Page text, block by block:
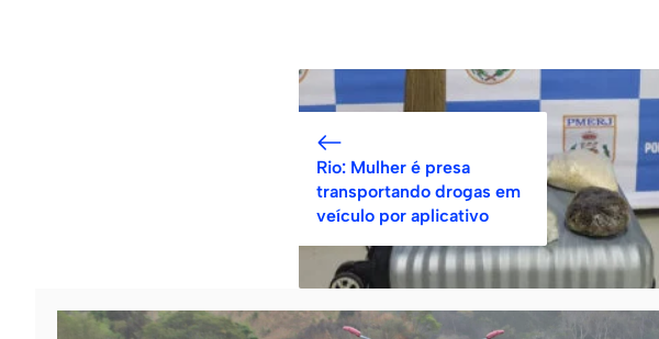
Rio: Mulher é presa
transportando drogas em
veículo por aplicativo